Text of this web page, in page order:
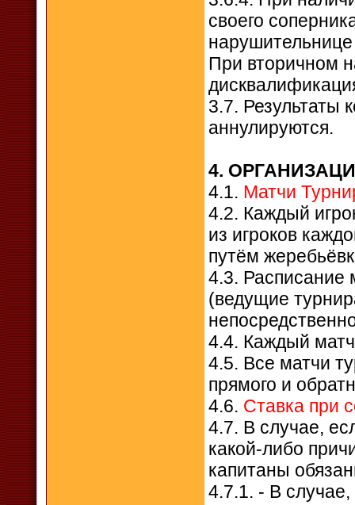
своего
нарушительнице
При вторичном
3.7. Результаты
аннулируются.
4.
4.1. Матчи
4.2. Каждый
из игроков
путём
4.3. Расписание
(ведущие
4.4. Каждый матч
4.5. Все матчи
прямого и
4.6. Ставка при
4.7. В случае,
какой-либо
капитаны
4.7.1. - В